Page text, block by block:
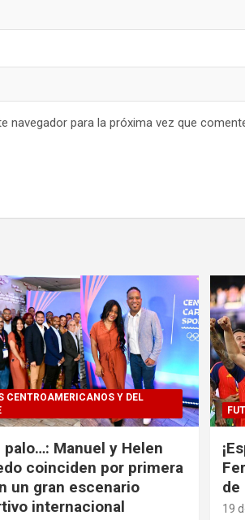
navegador para la próxima vez que
CENTROAMERICANOS Y DEL
palo…: Manuel y Helen
coinciden por primera
un gran escenario
internacional
de
19